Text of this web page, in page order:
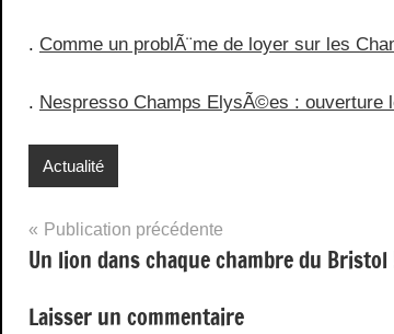
. Comme un problÃ¨me de loyer sur les
. Nespresso Champs ElysÃ©es : ouverture
Actualité
Navigation
de
l’article
Publication précédente
Un lion dans chaque chambre du Bristol
Laisser un commentaire